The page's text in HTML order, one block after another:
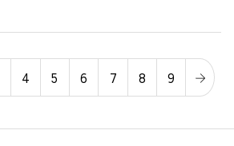
4 5 6 7 8 9